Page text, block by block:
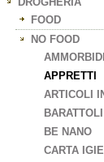
FOOD
NO FOOD
APPRETTI
ARTICOLI
BE NANO
CARTA